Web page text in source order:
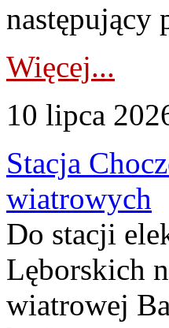
następujący
Więcej...
10 lipca
Stacja
wiatrowych
Do stacji
Lęborskich
wiatrowej